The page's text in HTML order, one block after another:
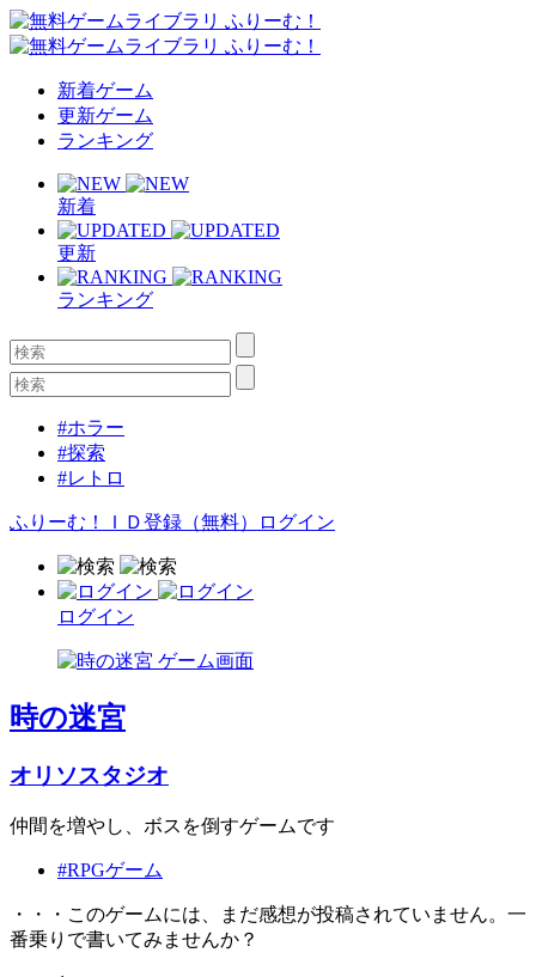
新着ゲーム
更新ゲーム
ランキング
新着
更新
ランキング
#ホラー
#探索
#レトロ
ふりーむ！ＩＤ登録（無料） ログイン
ログイン
時の迷宮
オリソスタジオ
仲間を増やし、ボスを倒すゲームです
#RPGゲーム
・・・このゲームには、まだ感想が投稿されていません。一
番乗りで書いてみませんか？